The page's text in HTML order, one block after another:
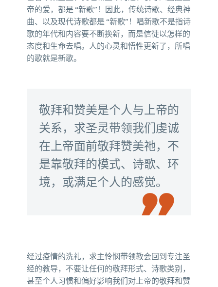
帝的爱，都是 “新歌”！因此，传统诗歌、经典神
曲、以及现代诗歌都是 “新歌”！唱新歌不是指诗
歌的年代和内容要不断换新，而是信徒以怎样的
态度和生命去唱。人的心灵和悟性更新了，所唱
的歌就是新歌。
敬拜和赞美是个人与上帝的
关系，求圣灵带领我们虔诚
在上帝面前敬拜赞美祂，不
是靠敬拜的模式、诗歌、环
境，或满足个人的感觉。

经过疫情的洗礼，求主怜悯带领教会回到专注圣
经的教导，不要让任何的敬拜形式、诗歌类别，
甚至个人习惯和偏好影响我们对上帝的敬拜和赞